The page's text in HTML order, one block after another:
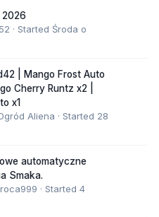
2026
· Started Środa o
| Mango Frost Auto
Cherry Runtz x2 |
x1
Aliena · Started 28
automatyczne
Smaka.
· Started 4